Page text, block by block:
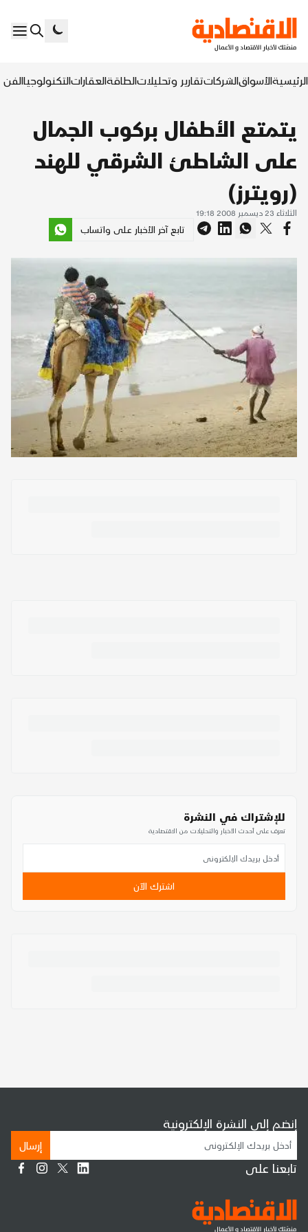
الرئيسيةالأسواقالشركاتتقارير وتحليلاتالطاقةالعقاراتالتكنولوجياالفن
يتمتع الأطفال بركوب الجمال
على الشاطئ الشرقي للهند
(رويترز)
الثلاثاء 23 ديسمبر 2008 19:18
تابع آخر الأخبار على واتساب
للإشتراك في النشرة
تعرف على أحدث الأخبار والتحليلات من الاقتصادية
اشترك الآن
إنضم إلى النشرة الإلكترونية
إرسال
تابعنا على